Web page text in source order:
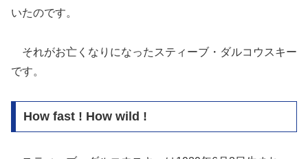
いたのです。
それがお亡くなりになったスティーブ・ダルコウスキー
です。
How fast ! How wild !